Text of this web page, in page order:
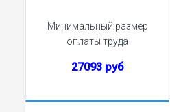
Минимальный размер
оплаты труда
27093 руб